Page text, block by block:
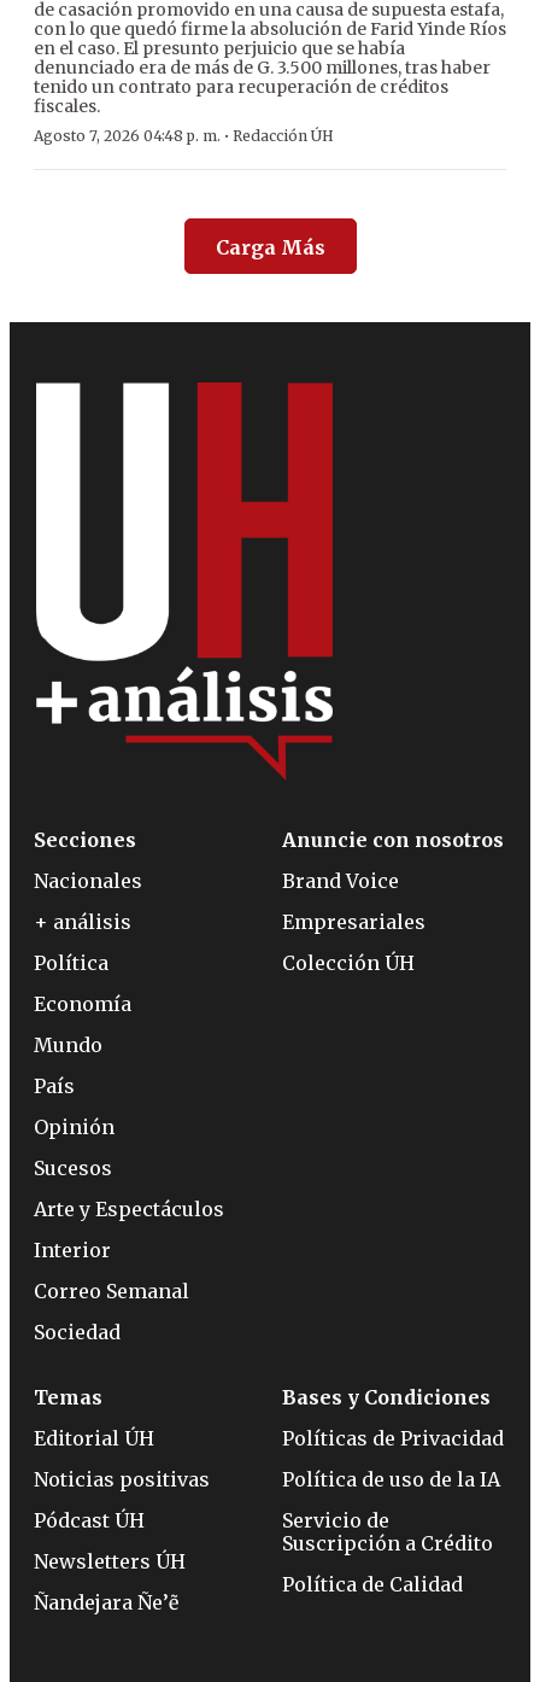
de casación promovido en una causa de supuesta estafa,
con lo que quedó firme la absolución de Farid Yinde Ríos
en el caso. El presunto perjuicio que se había
denunciado era de más de G. 3.500 millones, tras haber
tenido un contrato para recuperación de créditos
fiscales.
Agosto 7, 2026 04:48 p. m. · Redacción ÚH
Carga Más
Secciones
Nacionales
+ análisis
Política
Economía
Mundo
País
Opinión
Sucesos
Arte y Espectáculos
Interior
Correo Semanal
Sociedad
Anuncie con nosotros
Brand Voice
Empresariales
Colección ÚH
Temas
Editorial ÚH
Noticias positivas
Pódcast ÚH
Newsletters ÚH
Ñandejara Ñe’ẽ
Bases y Condiciones
Políticas de Privacidad
Política de uso de la IA
Servicio de
Suscripción a Crédito
Política de Calidad